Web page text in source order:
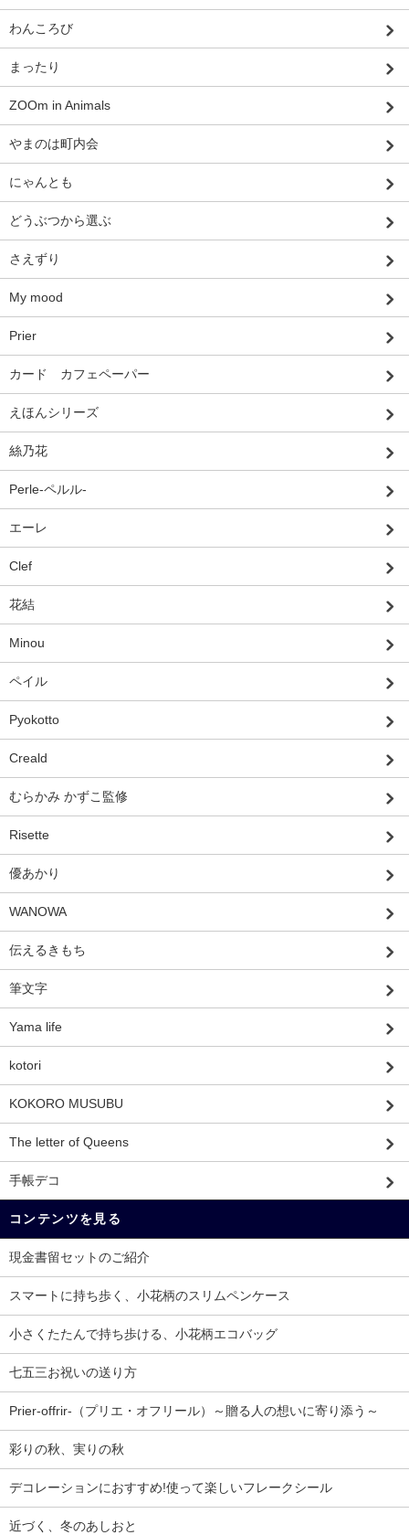
わんころび
まったり
ZOOm in Animals
やまのは町内会
にゃんとも
どうぶつから選ぶ
さえずり
My mood
Prier
カード カフェペーパー
えほんシリーズ
絲乃花
Perle-ペルル-
エーレ
Clef
花結
Minou
ペイル
Pyokotto
Creald
むらかみ かずこ監修
Risette
優あかり
WANOWA
伝えるきもち
筆文字
Yama life
kotori
KOKORO MUSUBU
The letter of Queens
手帳デコ
コンテンツを見る
現金書留セットのご紹介
スマートに持ち歩く、小花柄のスリムペンケース
小さくたたんで持ち歩ける、小花柄エコバッグ
七五三お祝いの送り方
Prier-offrir-（プリエ・オフリール）～贈る人の想いに寄り添う～
彩りの秋、実りの秋
デコレーションにおすすめ!使って楽しいフレークシール
近づく、冬のあしおと